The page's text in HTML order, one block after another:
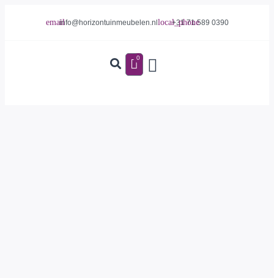
info@horizontuinmeubelen.nl +31 71 589 0390
0